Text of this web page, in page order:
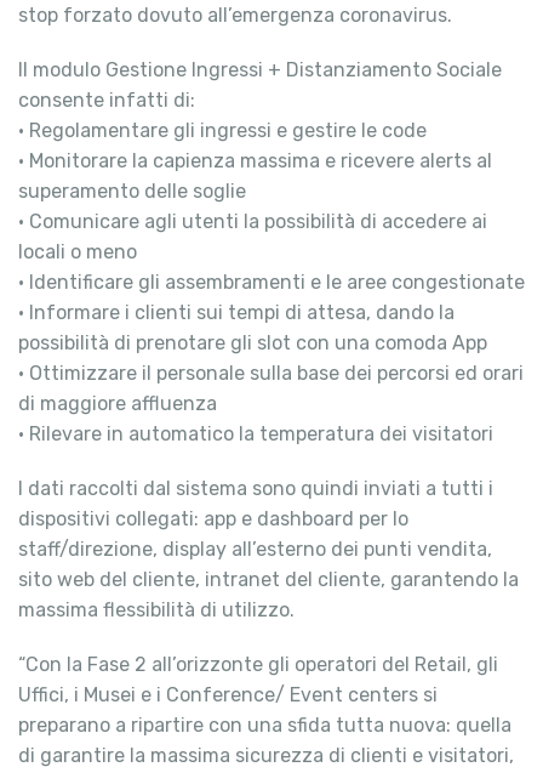
stop forzato dovuto all’emergenza coronavirus.
Il modulo Gestione Ingressi + Distanziamento Sociale
consente infatti di:
• Regolamentare gli ingressi e gestire le code
• Monitorare la capienza massima e ricevere alerts al
superamento delle soglie
• Comunicare agli utenti la possibilità di accedere ai
locali o meno
• Identificare gli assembramenti e le aree congestionate
• Informare i clienti sui tempi di attesa, dando la
possibilità di prenotare gli slot con una comoda App
• Ottimizzare il personale sulla base dei percorsi ed orari
di maggiore affluenza
• Rilevare in automatico la temperatura dei visitatori
I dati raccolti dal sistema sono quindi inviati a tutti i
dispositivi collegati: app e dashboard per lo
staff/direzione, display all’esterno dei punti vendita,
sito web del cliente, intranet del cliente, garantendo la
massima flessibilità di utilizzo.
“Con la Fase 2 all’orizzonte gli operatori del Retail, gli
Uffici, i Musei e i Conference/ Event centers si
preparano a ripartire con una sfida tutta nuova: quella
di garantire la massima sicurezza di clienti e visitatori,